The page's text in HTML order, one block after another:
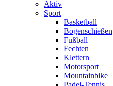
Aktiv
Sport
Basketball
Bogenschießen
Fußball
Fechten
Klettern
Motorsport
Mountainbike
Padel-Tennis